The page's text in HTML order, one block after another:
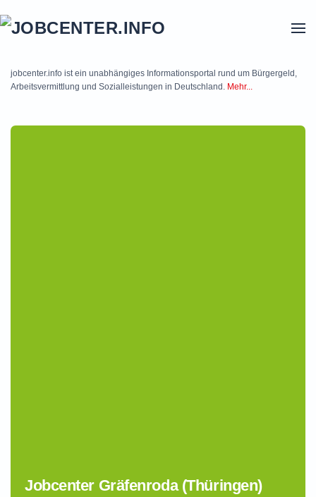
jobcenter.info ist ein unabhängiges Informationsportal rund um Bürgergeld,
Arbeitsvermittlung und Sozialleistungen in Deutschland. Mehr...
Jobcenter Gräfenroda (Thüringen)